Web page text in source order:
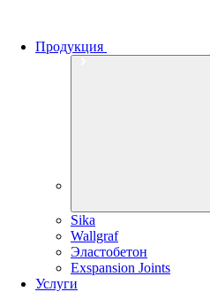
Продукция
Sika
Wallgraf
Эластобетон
Exspansion Joints
Услуги